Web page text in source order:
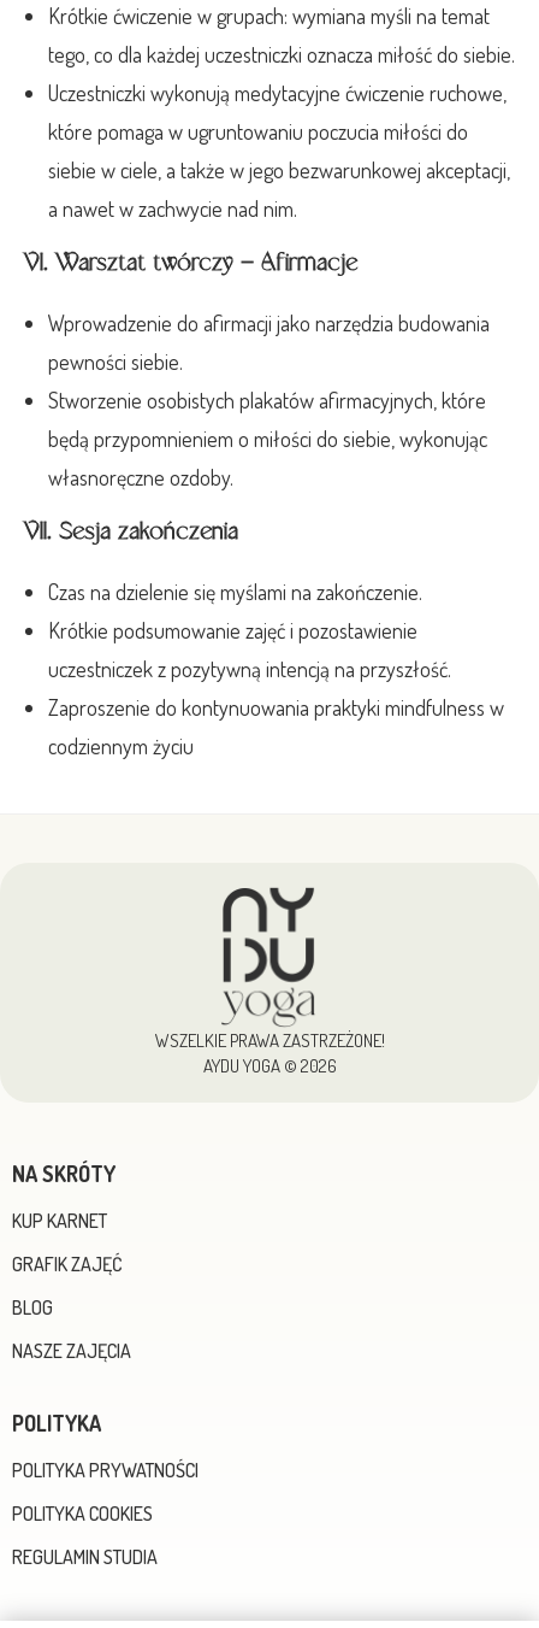
Krótkie ćwiczenie w grupach: wymiana myśli na temat
tego, co dla każdej uczestniczki oznacza miłość do siebie.
Uczestniczki wykonują medytacyjne ćwiczenie ruchowe,
które pomaga w ugruntowaniu poczucia miłości do
siebie w ciele, a także w jego bezwarunkowej akceptacji,
a nawet w zachwycie nad nim.
VI. Warsztat twórczy – Afirmacje
Wprowadzenie do afirmacji jako narzędzia budowania
pewności siebie.
Stworzenie osobistych plakatów afirmacyjnych, które
będą przypomnieniem o miłości do siebie, wykonując
własnoręczne ozdoby.
VII. Sesja zakończenia
Czas na dzielenie się myślami na zakończenie.
Krótkie podsumowanie zajęć i pozostawienie
uczestniczek z pozytywną intencją na przyszłość.
Zaproszenie do kontynuowania praktyki mindfulness w
codziennym życiu
WSZELKIE PRAWA ZASTRZEŻONE!
AYDU YOGA © 2026
NA SKRÓTY
KUP KARNET
GRAFIK ZAJĘĆ
BLOG
NASZE ZAJĘCIA
POLITYKA
POLITYKA PRYWATNOŚCI
POLITYKA COOKIES
REGULAMIN STUDIA